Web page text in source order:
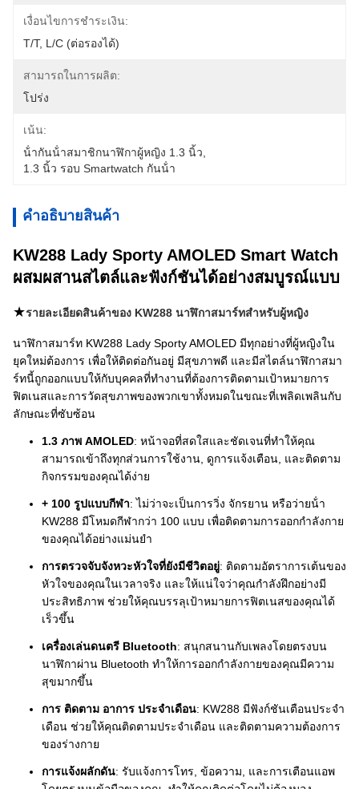
เงื่อนไขการชำระเงิน:
T/T, L/C (ต่อรองได้)
สามารถในการผลิต:
โปร่ง
เน้น:
น้ํากันน้ําสมาชิกนาฬิกาผู้หญิง 1.3 นิ้ว
1.3 นิ้ว รอบ Smartwatch กันน้ํา
คําอธิบายสินค้า
KW288 Lady Sporty AMOLED Smart Watch
ผสมผสานสไตล์และฟังก์ชันได้อย่างสมบูรณ์แบบ
★รายละเอียดสินค้าของ KW288 นาฬิกาสมาร์ทสําหรับผู้หญิง
นาฬิกาสมาร์ท KW288 Lady Sporty AMOLED มีทุกอย่างที่ผู้หญิงใน
ยุคใหม่ต้องการ เพื่อให้ติดต่อกันอยู่ มีสุขภาพดี และมีสไตล์นาฬิกาสมา
ร์ทนี้ถูกออกแบบให้กับบุคคลที่ทํางานที่ต้องการติดตามเป้าหมายการ
ฟิตเนสและการวัดสุขภาพของพวกเขาทั้งหมดในขณะที่เพลิดเพลินกับ
ลักษณะที่ซับซ้อน
1.3 ภาพ AMOLED: หน้าจอที่สดใสและชัดเจนที่ทําให้คุณ
สามารถเข้าถึงทุกส่วนการใช้งาน, ดูการแจ้งเตือน, และติดตาม
กิจกรรมของคุณได้ง่าย
+ 100 รูปแบบกีฬา: ไม่ว่าจะเป็นการวิ่ง จักรยาน หรือว่ายน้ํา
KW288 มีโหมดกีฬากว่า 100 แบบ เพื่อติดตามการออกกําลังกาย
ของคุณได้อย่างแม่นยํา
การตรวจจับจังหวะหัวใจที่ยังมีชีวิตอยู่: ติดตามอัตราการเต้นของ
หัวใจของคุณในเวลาจริง และให้แน่ใจว่าคุณกําลังฝึกอย่างมี
ประสิทธิภาพ ช่วยให้คุณบรรลุเป้าหมายการฟิตเนสของคุณได้
เร็วขึ้น
เครื่องเล่นดนตรี Bluetooth: สนุกสนานกับเพลงโดยตรงบน
นาฬิกาผ่าน Bluetooth ทําให้การออกกําลังกายของคุณมีความ
สุขมากขึ้น
การ ติดตาม อาการ ประจําเดือน: KW288 มีฟังก์ชันเตือนประจํา
เดือน ช่วยให้คุณติดตามประจําเดือน และติดตามความต้องการ
ของร่างกาย
การแจ้งผลักดัน: รับแจ้งการโทร, ข้อความ, และการเตือนแอพ